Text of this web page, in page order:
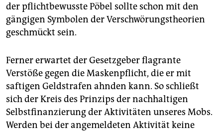
der pflichtbewusste Pöbel sollte schon mit den
gängigen Symbolen der Verschwörungstheorien
geschmückt sein.
Ferner erwartet der Gesetzgeber flagrante
Verstöße gegen die Maskenpflicht, die er mit
saftigen Geldstrafen ahnden kann. So schließt
sich der Kreis des Prinzips der nachhaltigen
Selbstfinanzierung der Aktivitäten unseres Mobs.
Werden bei der angemeldeten Aktivität keine